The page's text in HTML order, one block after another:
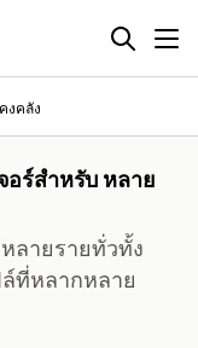
งคลัง
ร์สำหรับ หลาย
ลายรายทั่วทั้ง
ที่หลากหลาย